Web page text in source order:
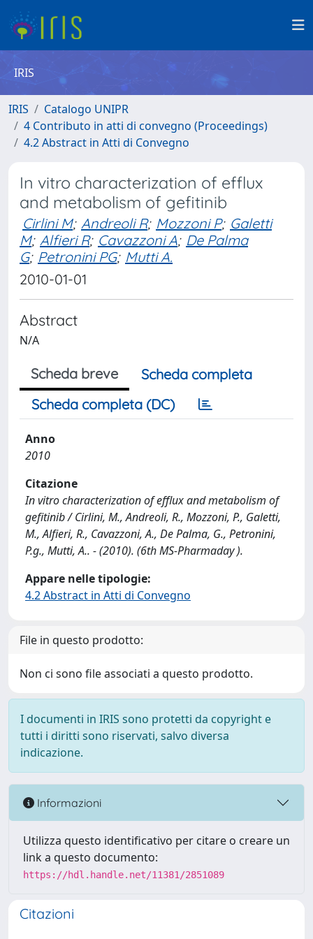
IRIS
IRIS
Catalogo UNIPR
4 Contributo in atti di convegno (Proceedings)
4.2 Abstract in Atti di Convegno
In vitro characterization of efflux
and metabolism of gefitinib
Cirlini M; Andreoli R; Mozzoni P; Galetti
M; Alfieri R; Cavazzoni A; De Palma
G; Petronini PG; Mutti A.
2010-01-01
Abstract
N/A
Scheda breve
Scheda completa
Scheda completa (DC)
Anno
2010
Citazione
In vitro characterization of efflux and metabolism of
gefitinib / Cirlini, M., Andreoli, R., Mozzoni, P., Galetti,
M., Alfieri, R., Cavazzoni, A., De Palma, G., Petronini,
P.g., Mutti, A.. - (2010). (6th MS-Pharmaday ).
Appare nelle tipologie:
4.2 Abstract in Atti di Convegno
File in questo prodotto:
Non ci sono file associati a questo prodotto.
I documenti in IRIS sono protetti da copyright e
tutti i diritti sono riservati, salvo diversa
indicazione.
Informazioni
Utilizza questo identificativo per citare o creare un
link a questo documento:
https://hdl.handle.net/11381/2851089
Citazioni